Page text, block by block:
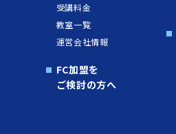
受講料金
教室一覧
運営会社情報
FC加盟を
ご検討の方へ